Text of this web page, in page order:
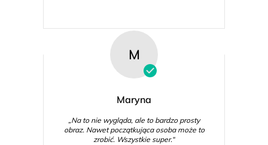
M
Maryna
„Na to nie wygląda, ale to bardzo prosty
obraz. Nawet początkująca osoba może to
zrobić. Wszystkie super.“